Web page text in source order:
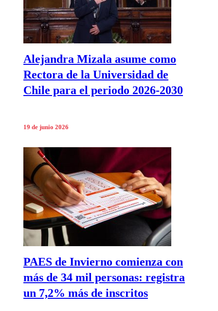
Alejandra Mizala asume como
Rectora de la Universidad de
Chile para el periodo 2026-2030
19 de junio 2026
PAES de Invierno comienza con
más de 34 mil personas: registra
un 7,2% más de inscritos